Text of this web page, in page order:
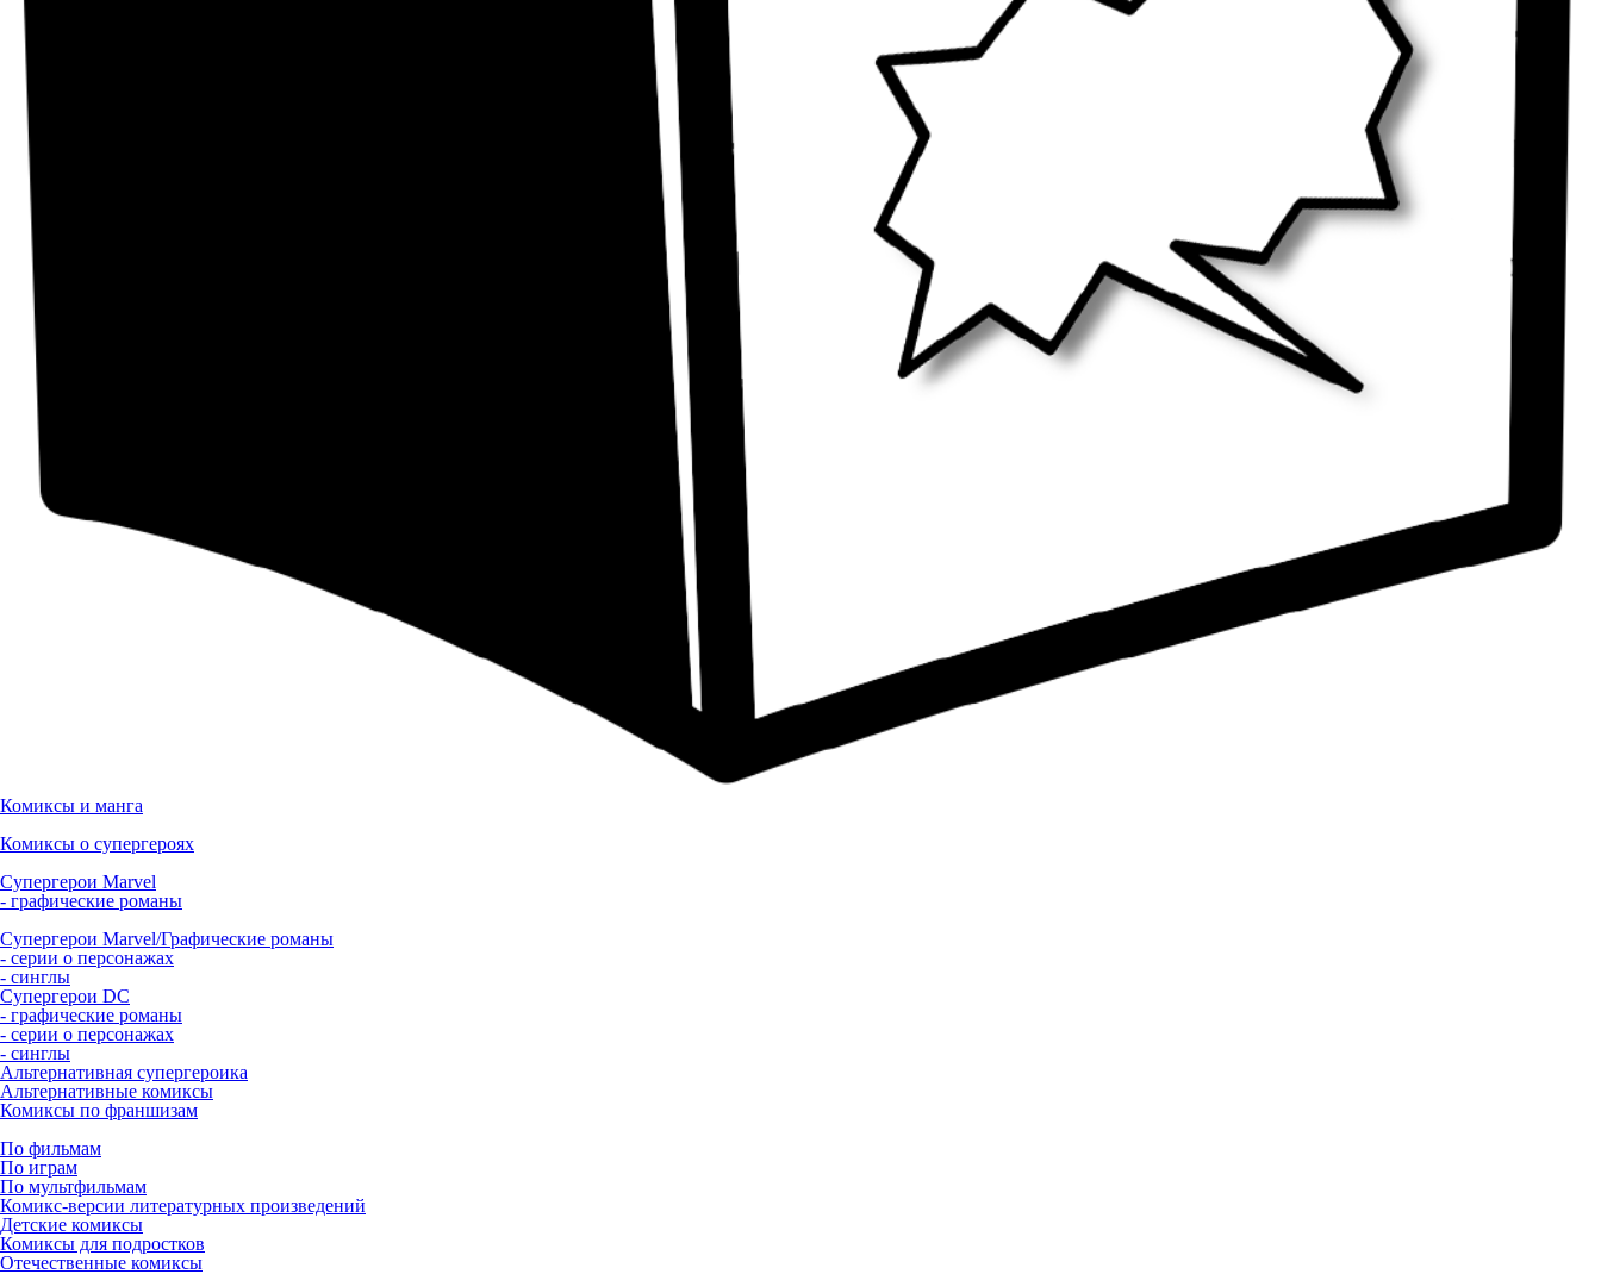
Комиксы и манга
Комиксы о супергероях
Супергерои Marvel
- графические романы
Супергерои Marvel/Графические романы
- серии о персонажах
- синглы
Супергерои DC
- графические романы
- серии о персонажах
- синглы
Альтернативная супергероика
Альтернативные комиксы
Комиксы по франшизам
По фильмам
По играм
По мультфильмам
Комикс-версии литературных произведений
Детские комиксы
Комиксы для подростков
Отечественные комиксы